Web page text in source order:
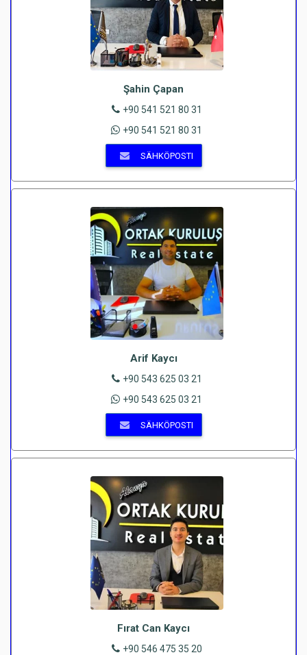
Şahin Çapan
+90 541 521 80 31
+90 541 521 80 31
SÄHKÖPOSTI
Arif Kaycı
+90 543 625 03 21
+90 543 625 03 21
SÄHKÖPOSTI
Fırat Can Kaycı
+90 546 475 35 20